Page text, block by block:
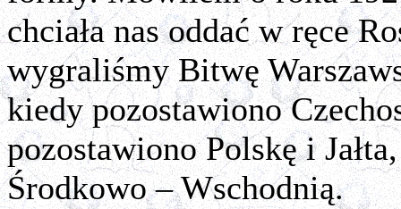
chciała nas oddać w ręce
wygraliśmy Bitwę
kiedy pozostawiono
pozostawiono Polskę i
Środkowo – Wschodnią.